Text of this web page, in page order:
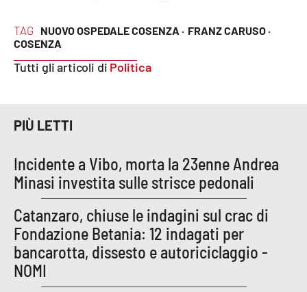
Ilvibonese.it
Catanzarochannel.it
APP
Android
Apple
TAG NUOVO OSPEDALE COSENZA · FRANZ CARUSO ·
COSENZA
Tutti gli articoli di Politica
PIÙ LETTI
Incidente a Vibo, morta la 23enne Andrea
Minasi investita sulle strisce pedonali
Catanzaro, chiuse le indagini sul crac di
Fondazione Betania: 12 indagati per
bancarotta, dissesto e autoriciclaggio -
NOMI